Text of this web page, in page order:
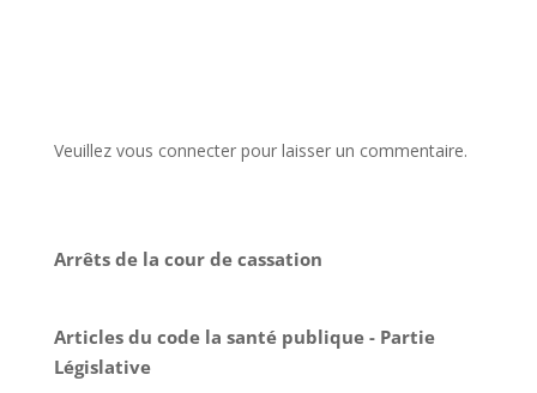
Veuillez vous connecter pour laisser un commentaire.
Arrêts de la cour de cassation
Articles du code la santé publique - Partie
Législative